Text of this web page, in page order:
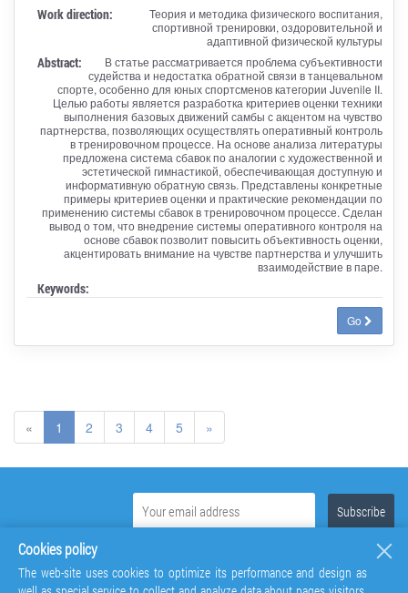
Work direction:
Теория и методика физического воспитания,
спортивной тренировки, оздоровительной и
адаптивной физической культуры
Abstract:
В статье рассматривается проблема субъективности
судейства и недостатка обратной связи в танцевальном
спорте, особенно для юных спортсменов категории Juvenile II.
Целью работы является разработка критериев оценки техники
выполнения базовых движений самбы с акцентом на чувство
партнерства, позволяющих осуществлять оперативный контроль
в тренировочном процессе. На основе анализа литературы
предложена система сбавок по аналогии с художественной и
эстетической гимнастикой, обеспечивающая доступную и
информативную обратную связь. Представлены конкретные
примеры критериев оценки и практические рекомендации по
применению системы сбавок в тренировочном процессе. Сделан
вывод о том, что внедрение системы оперативного контроля на
основе сбавок позволит повысить объективность оценки,
акцентировать внимание на чувстве партнерства и улучшить
взаимодействие в паре.
Keywords:
Go
« 1 2 3 4 5 »
Cookies policy
The web-site uses cookies to optimize its performance and design as